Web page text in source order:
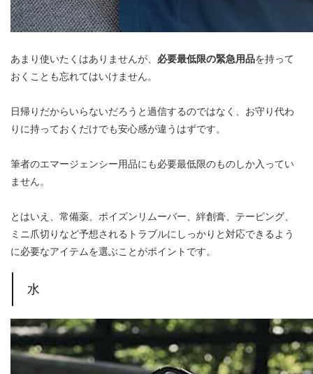
あまり使いたくはありませんが、 必要最低限の緊急用品を持って
おくことも忘れてはいけません。
日帰りだからいらないだろうと過信するのではなく、お守り代わ
りに持っておくだけでも安心感が違うはずです。
筆者のエマージェンシー用品にも必要最低限のものしか入ってい
ません。
とはいえ、常備薬、ポイズンリムーバー、絆創膏、テーピング、
ミニ爪切りなど予想されるトラブルにしっかりと対応できるよう
に必要なアイテムを選ぶことがポイントです。
水